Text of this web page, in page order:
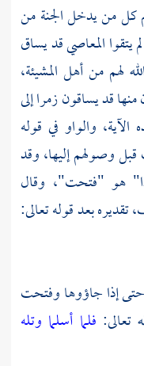
كل من يدخل الجنة من
يتقوا المعاصي قد يساق
لهم من أهل المشيئة،
قد يساقون زمرا إلى
والواو في قوله
وصولهم إليها، وقد
هو "فتحت"، وقال
بعد قوله تعالى:
إذا جاؤوها وفتحت
تعالى: فلما أسلما وتله